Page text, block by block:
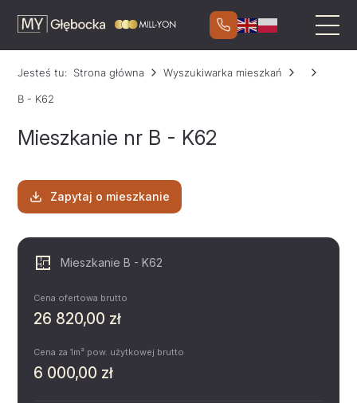
Jesteś tu: Strona główna Wyszukiwarka mieszkań
B - K62
Mieszkanie nr B - K62
Zapytaj o mieszkanie
Mieszkanie B - K62
Cena ofertowa brutto
26 820,00 zł
Cena za 1m² pow. użytkowej brutto
6 000,00 zł